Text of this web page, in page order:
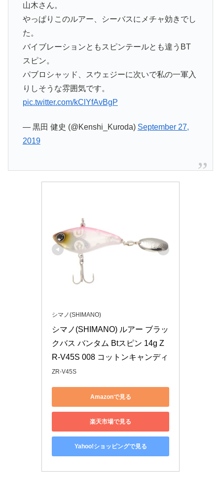
山木さん。
やっぱりこのルアー、シーバスにメチャ効きでし
た。
バイブレーションともスピンテールとも違うBT
スピン。
パブロシャッド、スウェジーに次いで私の一軍入
りしそうな雰囲気です。
pic.twitter.com/kClYfAvBgP
— 黒田 健史 (@Kenshi_Kuroda) September 27,
2019
シマノ(SHIMANO)
シマノ(SHIMANO) ルアー ブラッ
クバス バンタム Btスピン 14g Z
R-V45S 008 コットンキャンディ
ZR-V45S
Amazonで見る
楽天市場で見る
Yahoo!ショッピングで見る